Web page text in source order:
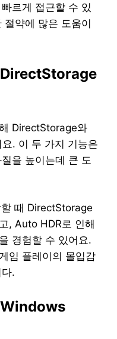
르게 접근할 수 있
절약에 많은 도움이
DirectStorage
DirectStorage와
. 이 두 가지 기능은
을 높이는데 큰 도
때 DirectStorage
, Auto HDR로 인해
경험할 수 있어요.
임 플레이의 몰입감
.
Windows